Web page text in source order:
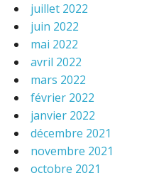
juillet 2022
juin 2022
mai 2022
avril 2022
mars 2022
février 2022
janvier 2022
décembre 2021
novembre 2021
octobre 2021